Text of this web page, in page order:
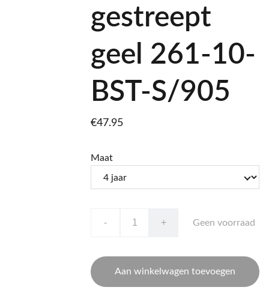
gestreept
geel 261-10-
BST-S/905
€47.95
Maat
- + Geen voorraad
Aan winkelwagen toevoegen